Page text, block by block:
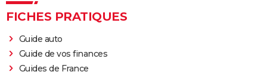
Peter von Kant
Nomadland : synopsis, casting, Oscars, photos,
streaming, avis...
Sound of Metal
FICHES PRATIQUES
Guide auto
Guide de vos finances
Guides de France